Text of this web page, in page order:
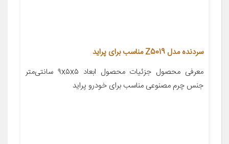
سردنده مدل Z5019 مناسب برای پراید
معرفی محصول جزئیات محصول ابعاد ۹x۵x۵ سانتی‌متر
جنس چرم مصنوعی مناسب برای خودرو پراید